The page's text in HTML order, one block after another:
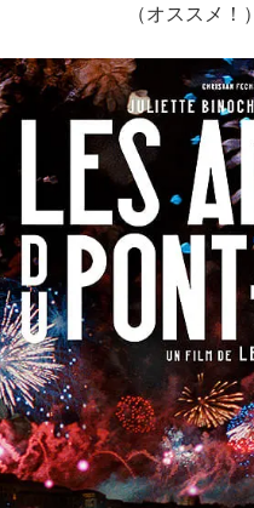
（オススメ！）